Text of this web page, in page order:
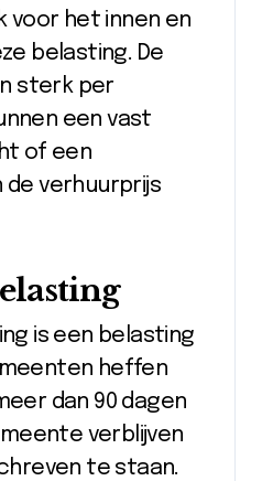
voor het innen en
belasting. De
sterk per
een vast
of een
verhuurprijs
is een belasting
heffen
dan 90 dagen
verblijven
te staan.